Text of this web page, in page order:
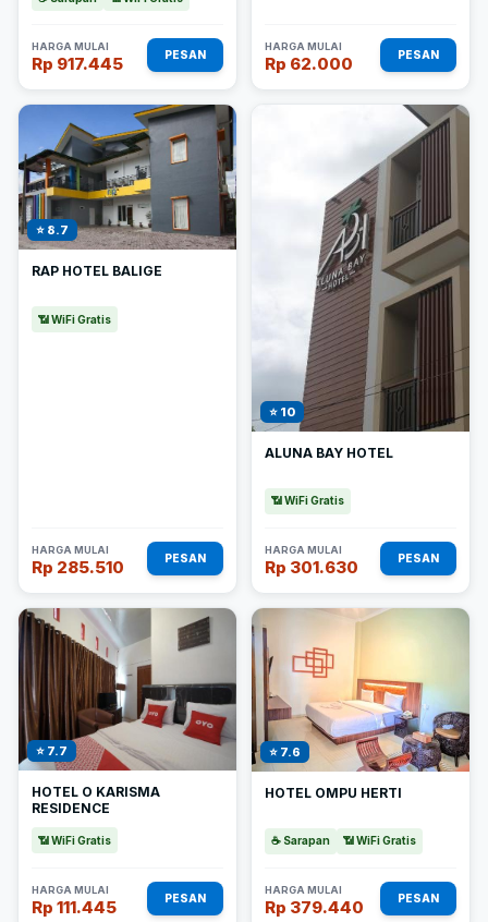
HARGA MULAI
Rp 917.445 PESAN
HARGA MULAI
Rp 62.000 PESAN
⭐ 8.7
RAP HOTEL BALIGE
📶 WiFi Gratis
HARGA MULAI
Rp 285.510 PESAN
⭐ 10
ALUNA BAY HOTEL
📶 WiFi Gratis
HARGA MULAI
Rp 301.630 PESAN
⭐ 7.7
HOTEL O KARISMA
RESIDENCE
📶 WiFi Gratis
HARGA MULAI
Rp 111.445 PESAN
⭐ 7.6
HOTEL OMPU HERTI
☕ Sarapan 📶 WiFi Gratis
HARGA MULAI
Rp 379.440 PESAN